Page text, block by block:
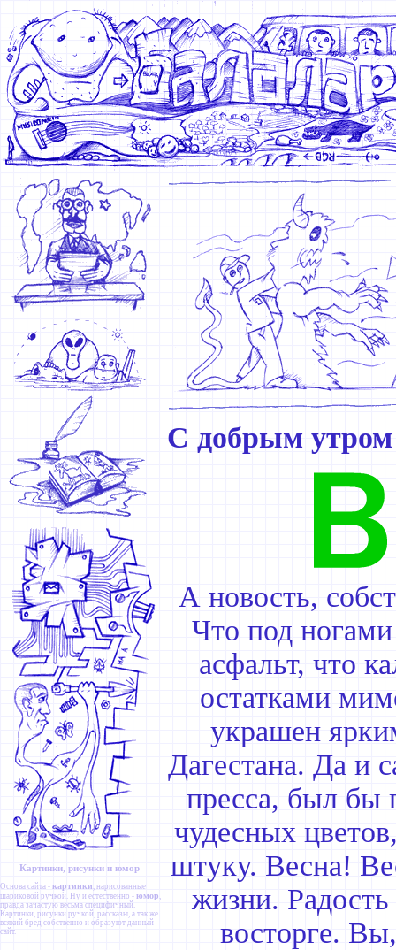
Картинки, рисунки и юмор
Основа сайта - картинки , нарисованные
шариковой ручкой. Ну и естественно - юмор ,
правда зачастую весьма специфичный.
Картинки, рисунки ручкой, рассказы, а так же
всякий бред собственно и образуют данный
сайт.
С добрым утром
А новость,
Что под
асфальт, что
остатками
украшен
Дагестана. Да и
пресса, был бы
чудесных
штуку. Весна!
жизни.
восторге.